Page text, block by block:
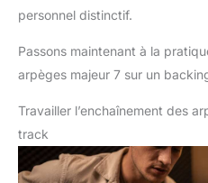
personnel distinctif.
Passons maintenant à la
arpèges majeur 7 sur un
Travailler l’enchaînement des
track